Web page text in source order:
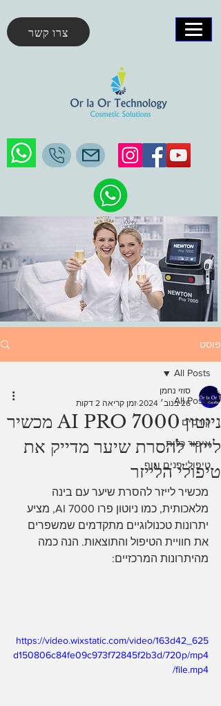
צרו קשר
פוסט
All Posts
קורסים
איפור כלות
טיפולי פנים וגוף
All Posts
ניוטון AI PRO 7000 מכשיר
לייזר להסרת שיער מדייק את
טיפולי הלייזר
סוזי נחמן
26 בנוב׳ 2024
זמן קריאה 2 דקות
מכשיר לייזר להסרת שיער עם בינה
מלאכותית, כמו ניוטון פרו 7000 AI, מציע
יתרונות טכנולוגיים מתקדמים שמשפרים
את חוויית הטיפול והתוצאות. הנה כמה
מהיתרונות המרכזיים:
https://video.wixstatic.com/video/163d42_625
d150806c84fe09c973f72845f2b3d/720p/mp4
/file.mp4